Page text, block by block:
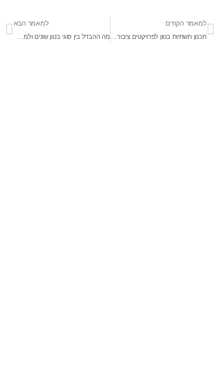
למאמר הקודם
תכנון תשתיות בטון לפרויקטים ציבוריים גדולים
למאמר הבא
מה ההבדל בין סוגי בטון שונים ולמה זה חשוב?